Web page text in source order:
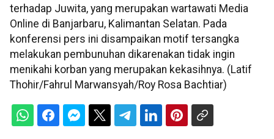
terhadap Juwita, yang merupakan wartawati Media
Online di Banjarbaru, Kalimantan Selatan. Pada
konferensi pers ini disampaikan motif tersangka
melakukan pembunuhan dikarenakan tidak ingin
menikahi korban yang merupakan kekasihnya. (Latif
Thohir/Fahrul Marwansyah/Roy Rosa Bachtiar)